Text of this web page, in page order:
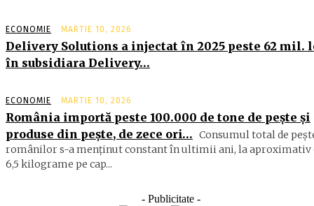
ECONOMIE MARTIE 10, 2026
Delivery Solutions a injectat în 2025 peste 62 mil.
în subsidiara Delivery…
ECONOMIE MARTIE 10, 2026
România importă peste 100.000 de tone de peşte şi
produse din peşte, de zece ori… Consumul total de
ro­mâ­nilor s-a menţinut constant în ul­timii ani, la aproximativ
6,5 ki­lograme pe cap...
- Publicitate -